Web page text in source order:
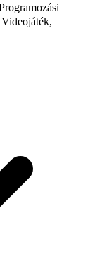
Videojáték,